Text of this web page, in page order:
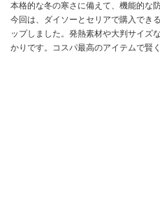
本格的な冬の寒さに備えて、機能的な
今回は、ダイソーとセリアで購入でき
ップしました。発熱素材や大判サイズ
かりです。コスパ最高のアイテムで賢